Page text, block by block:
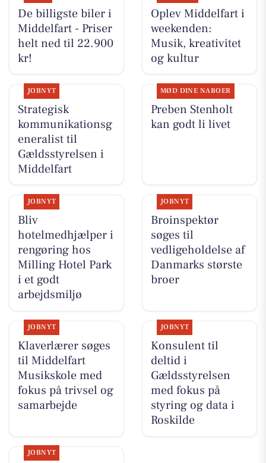
De billigste biler i
Middelfart - Priser
helt ned til 22.900
kr!
Oplev Middelfart i
weekenden:
Musik, kreativitet
og kultur
JOBNYT
Strategisk
kommunikationsg
eneralist til
Gældsstyrelsen i
Middelfart
MØD DINE NABOER
Preben Stenholt
kan godt li livet
JOBNYT
Bliv
hotelmedhjælper i
rengøring hos
Milling Hotel Park
i et godt
arbejdsmiljø
JOBNYT
Broinspektør
søges til
vedligeholdelse af
Danmarks største
broer
JOBNYT
Klaverlærer søges
til Middelfart
Musikskole med
fokus på trivsel og
samarbejde
JOBNYT
Konsulent til
deltid i
Gældsstyrelsen
med fokus på
styring og data i
Roskilde
JOBNYT